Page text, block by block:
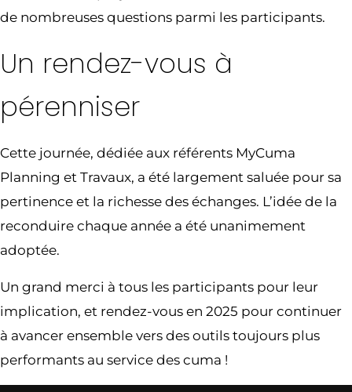
de nombreuses questions parmi les participants.
Un rendez-vous à
pérenniser
Cette journée, dédiée aux référents MyCuma
Planning et Travaux, a été largement saluée pour sa
pertinence et la richesse des échanges. L’idée de la
reconduire chaque année a été unanimement
adoptée.
Un grand merci à tous les participants pour leur
implication, et rendez-vous en 2025 pour continuer
à avancer ensemble vers des outils toujours plus
performants au service des cuma !